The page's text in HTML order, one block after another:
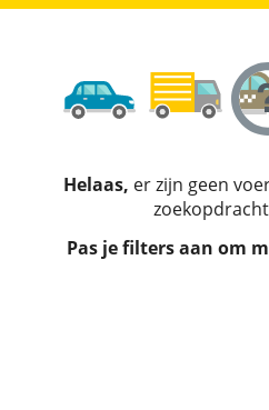
Helaas, er zijn geen
Pas je filters aan om